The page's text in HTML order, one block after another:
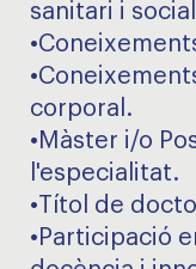
sanitari i
corporal.
•Màster i/o
l'especialitat.
•Títol de
•Participació